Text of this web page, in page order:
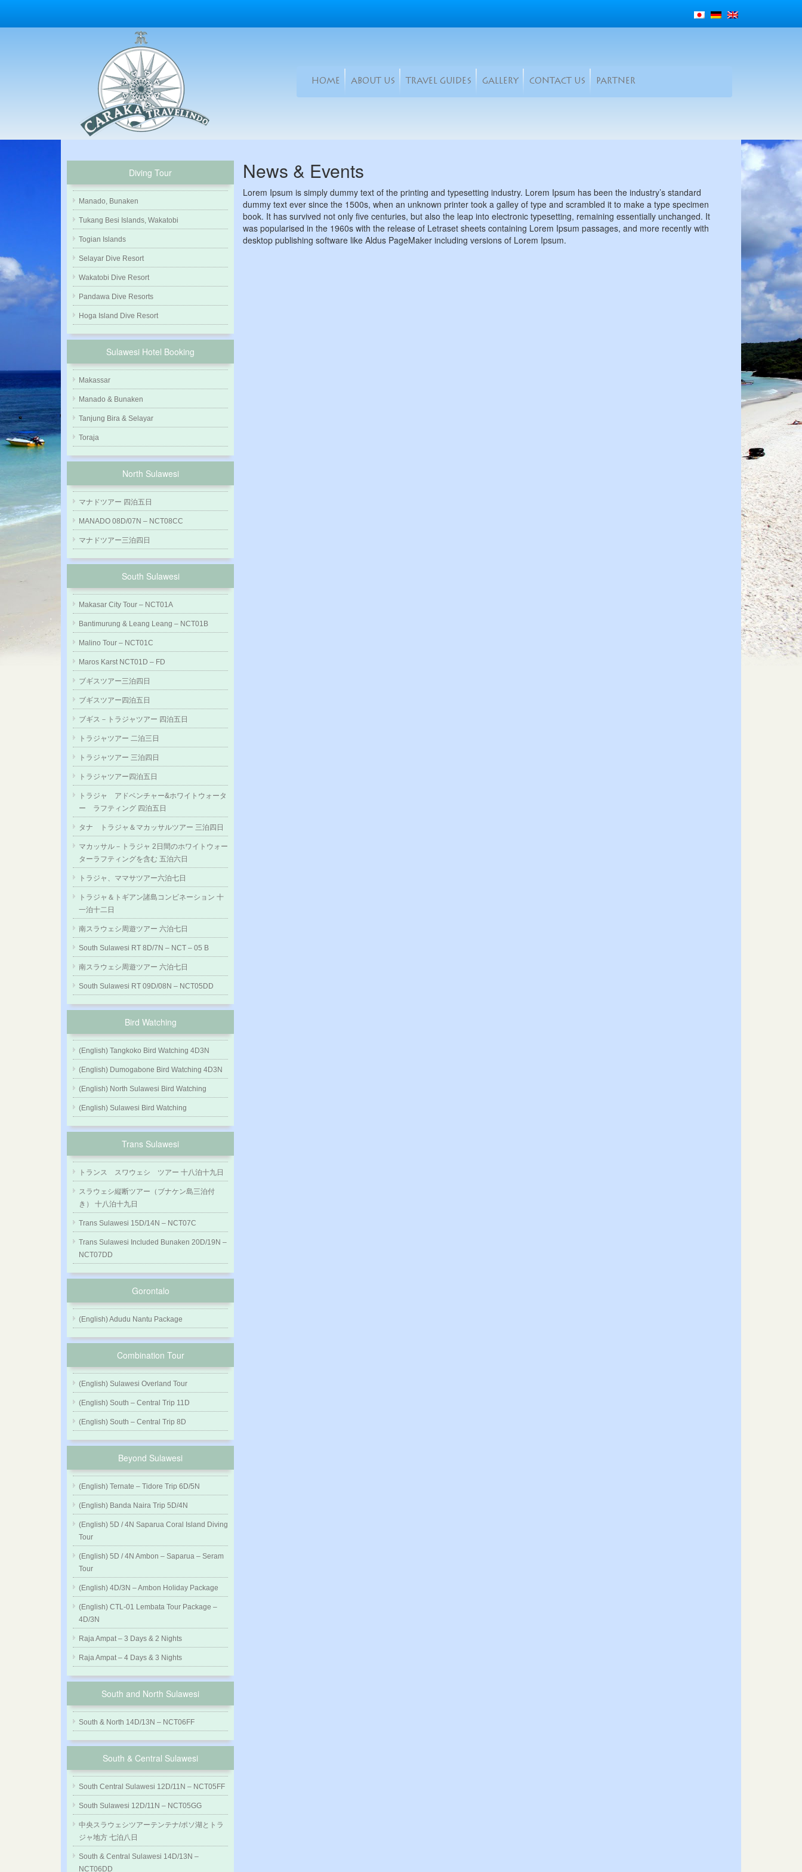
HOME ABOUT US TRAVEL GUIDES GALLERY CONTACT US PARTNER
Diving Tour
Manado, Bunaken
Tukang Besi Islands, Wakatobi
Togian Islands
Selayar Dive Resort
Wakatobi Dive Resort
Pandawa Dive Resorts
Hoga Island Dive Resort
Sulawesi Hotel Booking
Makassar
Manado & Bunaken
Tanjung Bira & Selayar
Toraja
North Sulawesi
マナドツアー 四泊五日
MANADO 08D/07N – NCT08CC
マナドツアー三泊四日
South Sulawesi
Makasar City Tour – NCT01A
Bantimurung & Leang Leang – NCT01B
Malino Tour – NCT01C
Maros Karst NCT01D – FD
ブギスツアー三泊四日
ブギスツアー四泊五日
ブギス－トラジャツアー 四泊五日
トラジャツアー 二泊三日
トラジャツアー 三泊四日
トラジャツアー四泊五日
トラジャ アドベンチャー&ホワイトウォータ
ー ラフティング 四泊五日
タナ トラジャ＆マカッサルツアー 三泊四日
マカッサル－トラジャ 2日間のホワイトウォー
ターラフティングを含む 五泊六日
トラジャ、ママサツアー六泊七日
トラジャ＆トギアン諸島コンビネーション 十
一泊十二日
南スラウェシ周遊ツアー 六泊七日
South Sulawesi RT 8D/7N – NCT – 05 B
南スラウェシ周遊ツアー 六泊七日
South Sulawesi RT 09D/08N – NCT05DD
Bird Watching
(English) Tangkoko Bird Watching 4D3N
(English) Dumogabone Bird Watching 4D3N
(English) North Sulawesi Bird Watching
(English) Sulawesi Bird Watching
Trans Sulawesi
トランス スワウェシ ツアー 十八泊十九日
スラウェシ縦断ツアー（ブナケン島三泊付
き） 十八泊十九日
Trans Sulawesi 15D/14N – NCT07C
Trans Sulawesi Included Bunaken 20D/19N –
NCT07DD
Gorontalo
(English) Adudu Nantu Package
Combination Tour
(English) Sulawesi Overland Tour
(English) South – Central Trip 11D
(English) South – Central Trip 8D
Beyond Sulawesi
(English) Ternate – Tidore Trip 6D/5N
(English) Banda Naira Trip 5D/4N
(English) 5D / 4N Saparua Coral Island Diving
Tour
(English) 5D / 4N Ambon – Saparua – Seram
Tour
(English) 4D/3N – Ambon Holiday Package
(English) CTL-01 Lembata Tour Package –
4D/3N
Raja Ampat – 3 Days & 2 Nights
Raja Ampat – 4 Days & 3 Nights
South and North Sulawesi
South & North 14D/13N – NCT06FF
South & Central Sulawesi
South Central Sulawesi 12D/11N – NCT05FF
South Sulawesi 12D/11N – NCT05GG
中央スラウェシツアーテンテナ/ポソ湖とトラ
ジャ地方 七泊八日
South & Central Sulawesi 14D/13N –
NCT06DD
News & Events
Lorem Ipsum is simply dummy text of the printing and typesetting industry. Lorem Ipsum has been the industry’s standard
dummy text ever since the 1500s, when an unknown printer took a galley of type and scrambled it to make a type specimen
book. It has survived not only five centuries, but also the leap into electronic typesetting, remaining essentially unchanged. It
was popularised in the 1960s with the release of Letraset sheets containing Lorem Ipsum passages, and more recently with
desktop publishing software like Aldus PageMaker including versions of Lorem Ipsum.